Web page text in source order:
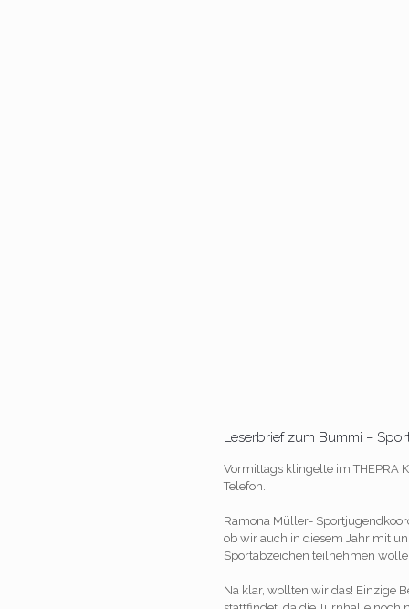
Leserbrief zum Bummi –
Vormittags klingelte im THEPRA
Telefon.
Ramona Müller-
ob wir auch in diesem Jahr mit
Sportabzeichen teilnehmen
Na klar, wollten wir das! Einzige